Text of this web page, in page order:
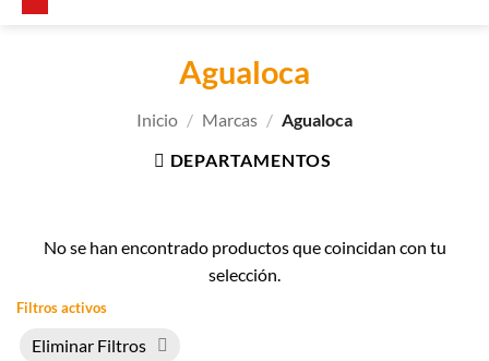
Agualoca
Inicio / Marcas / Agualoca
DEPARTAMENTOS
No se han encontrado productos que coincidan con tu
selección.
Filtros activos
Eliminar Filtros